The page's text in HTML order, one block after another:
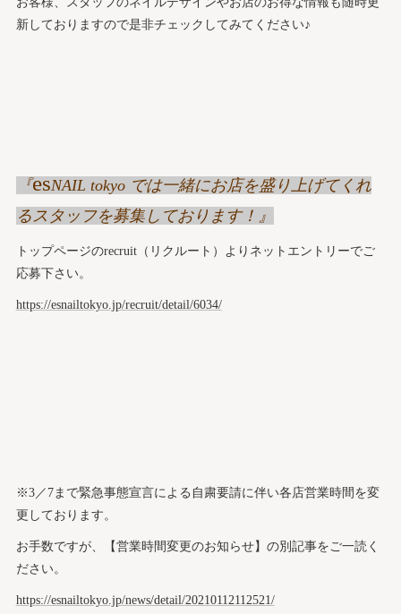
新しておりますので是非チェックしてみてください♪
『esNAIL tokyo では一緒にお店を盛り上げてくれ
るスタッフを募集しております！』
トップページのrecruit（リクルート）よりネットエントリーでご
応募下さい。
https://esnailtokyo.jp/recruit/detail/6034/
※3／7まで緊急事態宣言による自粛要請に伴い各店営業時間を変
更しております。
お手数ですが、【営業時間変更のお知らせ】の別記事をご一読く
ださい。
https://esnailtokyo.jp/news/detail/20210112112521/